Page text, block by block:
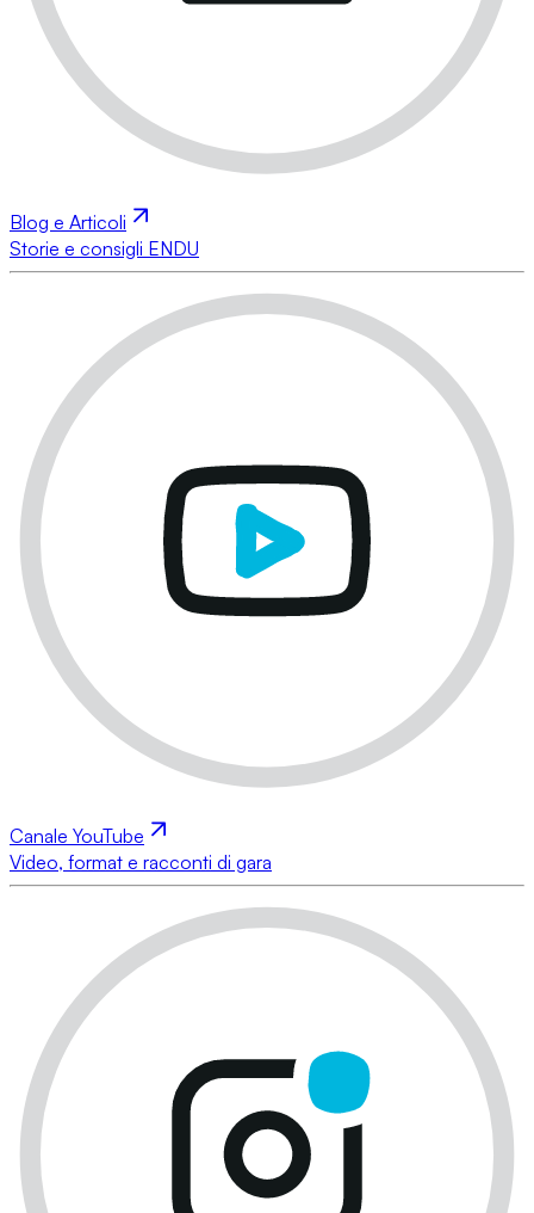
Blog e Articoli
Storie e consigli ENDU
Canale YouTube
Video, format e racconti di gara